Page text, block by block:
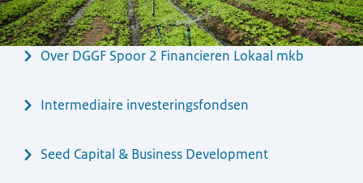
MenuOver DGGF Spoor 2 Financieren Lokaal mkb
Intermediaire investeringsfondsen
Seed Capital & Business Development